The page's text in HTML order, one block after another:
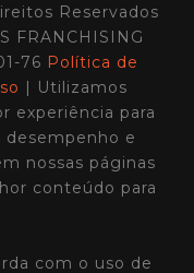
Reservados
FRANCHISING
76 Política de
| Utilizamos
experiência para
desempenho e
nossas páginas
conteúdo para
com o uso de